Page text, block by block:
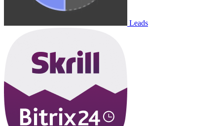
Leads